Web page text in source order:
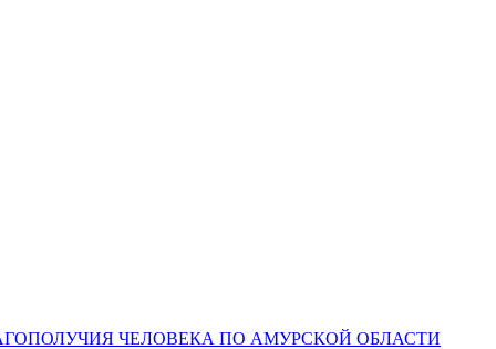
ЧЕЛОВЕКА ПО АМУРСКОЙ ОБЛАСТИ